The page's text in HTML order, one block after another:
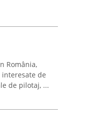
România,
de
de pilotaj, ...